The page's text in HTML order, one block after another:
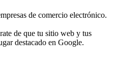
de comercio electrónico.
de que tu sitio web y tus
destacado en Google.